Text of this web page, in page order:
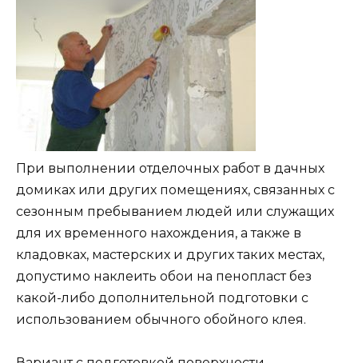
При выполнении отделочных работ в дачных
домиках или других помещениях, связанных с
сезонным пребыванием людей или служащих
для их временного нахождения, а также в
кладовках, мастерских и других таких местах,
допустимо наклеить обои на пенопласт без
какой-либо дополнительной подготовки с
использованием обычного обойного клея.